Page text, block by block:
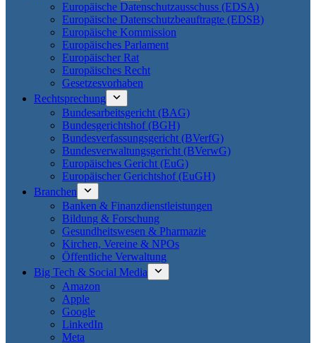
Europäische Datenschutzausschuss (EDSA)
Europäische Datenschutzbeauftragte (EDSB)
Europäische Kommission
Europäisches Parlament
Europäischer Rat
Europäisches Recht
Gesetzesvorhaben
Rechtsprechung
Bundesarbeitsgericht (BAG)
Bundesgerichtshof (BGH)
Bundesverfassungsgericht (BVerfG)
Bundesverwaltungsgericht (BVerwG)
Europäisches Gericht (EuG)
Europäischer Gerichtshof (EuGH)
Branchen
Banken & Finanzdienstleistungen
Bildung & Forschung
Gesundheitswesen & Pharmazie
Kirchen, Vereine & NPOs
Öffentliche Verwaltung
Big Tech & Social Media
Amazon
Apple
Google
LinkedIn
Meta